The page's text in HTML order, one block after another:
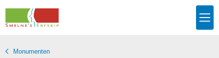
Monumenten